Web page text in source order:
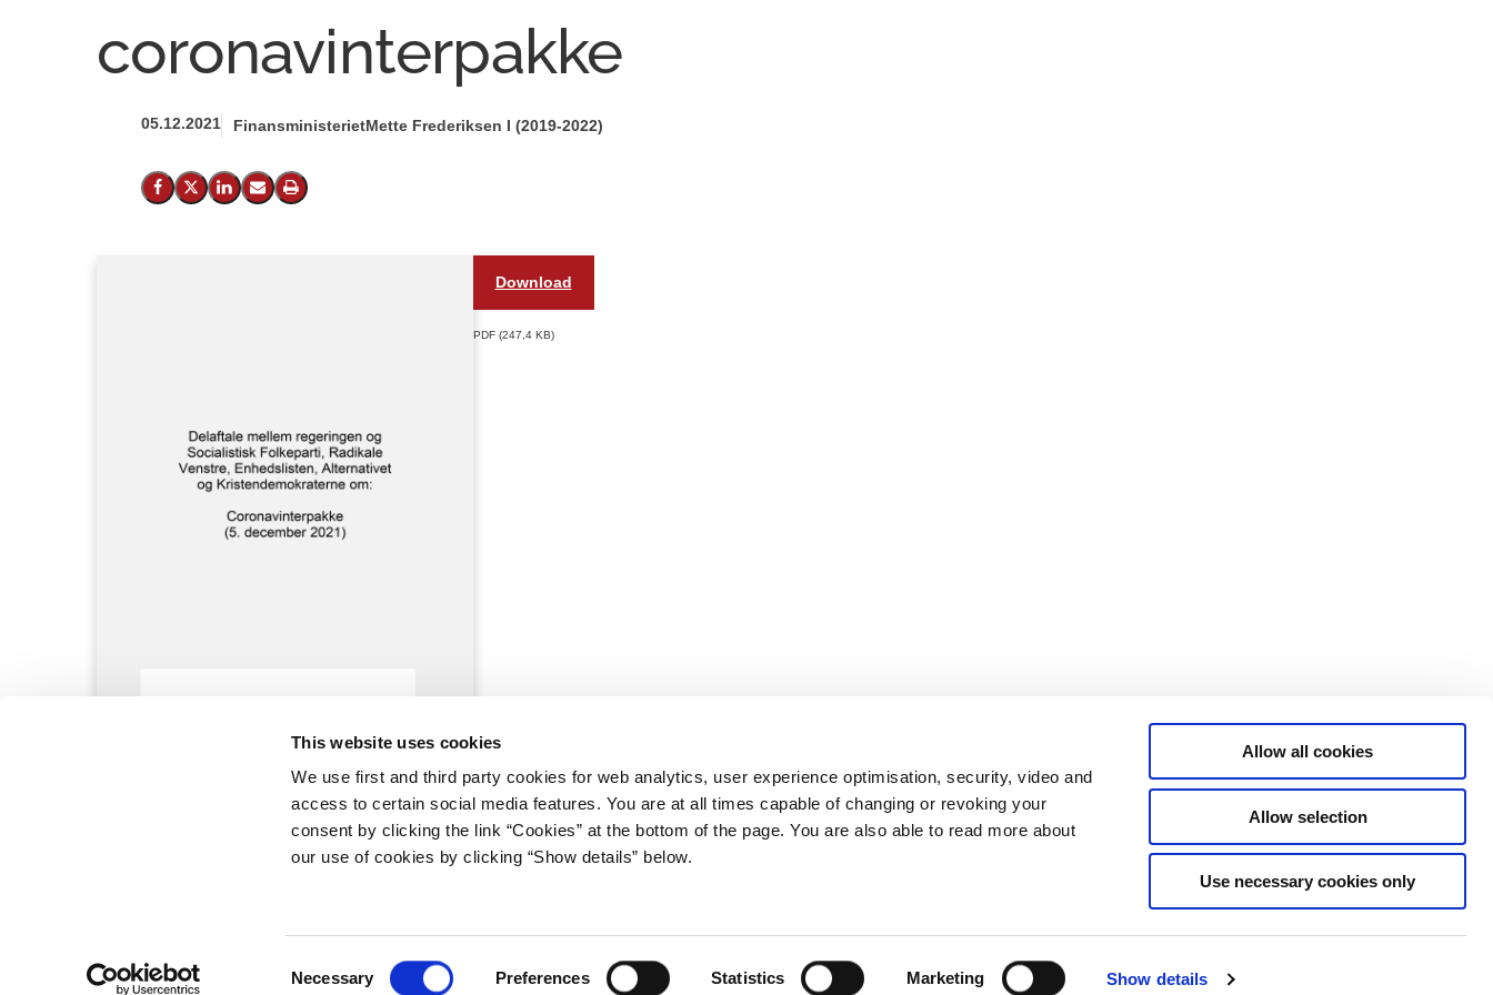
This website uses cookies
We use first and third party cookies for web analytics, user experience optimisation, security, video and
access to certain social media features. You are at all times capable of changing or revoking your
consent by clicking the link “Cookies” at the bottom of the page. You are also able to read more about
our use of cookies by clicking “Show details” below.
Necessary Preferences Statistics Marketing Show details
Allow all cookies
Allow selection
Use necessary cookies only
coronavinterpakke
05.12.2021 FinansministerietMette Frederiksen I (2019-2022)
Del på Facebook
Del på X (Twitter)
Del på LinkedIn
Send email
Print
Download
PDF 247,4 KB
E-mail: